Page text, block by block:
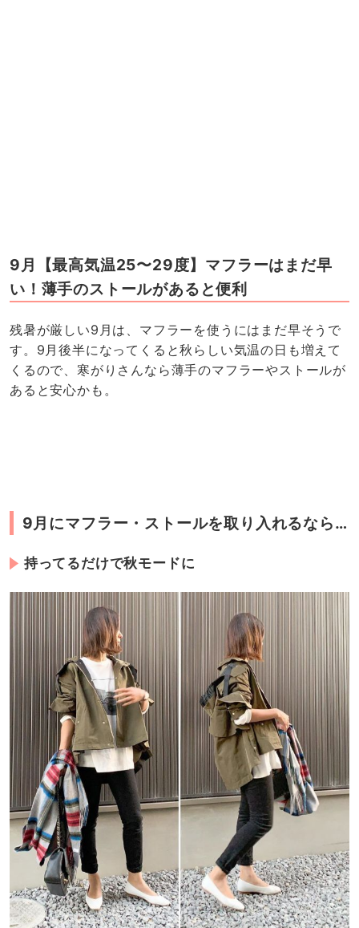
9月【最高気温25〜29度】マフラーはまだ早
い！薄手のストールがあると便利
残暑が厳しい9月は、マフラーを使うにはまだ早そうで
す。9月後半になってくると秋らしい気温の日も増えて
くるので、寒がりさんなら薄手のマフラーやストールが
あると安心かも。
9月にマフラー・ストールを取り入れるなら…
持ってるだけで秋モードに